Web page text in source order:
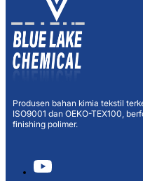
Produsen bahan kimia tekstil
ISO9001 dan OEKO-TEX100,
finishing polimer.